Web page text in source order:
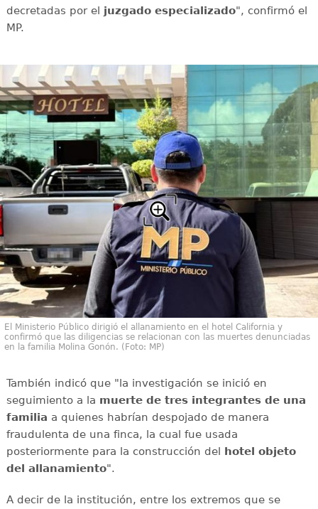
decretadas por el juzgado especializado", confirmó el
MP.
El Ministerio Público dirigió el allanamiento en el hotel California y
confirmó que las diligencias se relacionan con las muertes denunciadas
en la familia Molina Gonón. (Foto: MP)
También indicó que "la investigación se inició en
seguimiento a la muerte de tres integrantes de una
familia a quienes habrían despojado de manera
fraudulenta de una finca, la cual fue usada
posteriormente para la construcción del hotel objeto
del allanamiento".
A decir de la institución, entre los extremos que se